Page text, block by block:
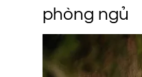
phòng ngủ